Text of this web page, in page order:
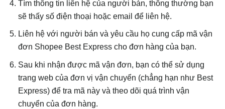
Tìm thông tin liên hệ của người bán, thông thường bạn
sẽ thấy số điện thoại hoặc email để liên hệ.
Liên hệ với người bán và yêu cầu họ cung cấp mã vận
đơn Shopee Best Express cho đơn hàng của bạn.
Sau khi nhận được mã vận đơn, bạn có thể sử dụng
trang web của đơn vị vận chuyển (chẳng hạn như Best
Express) để tra mã này và theo dõi quá trình vận
chuyển của đơn hàng.